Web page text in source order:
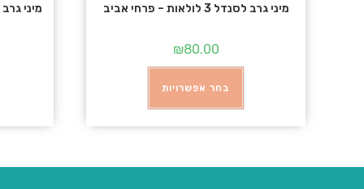
מיני גרב לסנדל 3 לולאות – פרחי אביב
₪80.00
בחר אפשרויות
מיני גרב לסנדל 3